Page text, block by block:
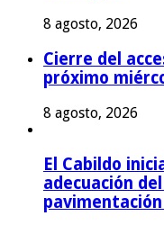
8 agosto, 2026
Cierre del
próximo
8 agosto, 2026
El Cabildo
adecuación